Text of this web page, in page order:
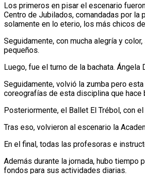
Los primeros en pisar el escenario
Centro de Jubilados, comandadas por la
solamente en lo eterio, los más chicos
Seguidamente, con mucha alegría y
pequeños.
Luego, fue el turno de la bachata.
Seguidamente, volvió la zumba pero
coreografías de esta disciplina que hace
Posteriormente, el Ballet El Trébol, con
Tras eso, volvieron al escenario la
En el final, todas las profesoras e
Además durante la jornada, hubo tiempo
fondos para sus actividades diarias.